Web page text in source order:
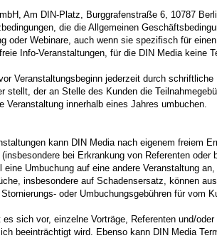
Am DIN-Platz, Burggrafenstraße 6, 10787
die die Allgemeinen
oder Webinare, auch wenn sie spezifisch für
Info-Veranstaltungen, für die DIN Media keine
Veranstaltungsbeginn jederzeit durch schriftliche
stellt, der an Stelle des Kunden die
Veranstaltung innerhalb eines Jahres umbuchen.
kann DIN Media nach eigenem freiem
bei Erkrankung von Referenten
eine Umbuchung auf eine andere Veranstaltung
insbesondere auf Schadensersatz, können
oder Umbuchungsgebühren für vom
sich vor, einzelne Vorträge, Referenten und/
beeinträchtigt wird. Ebenso kann DIN Media